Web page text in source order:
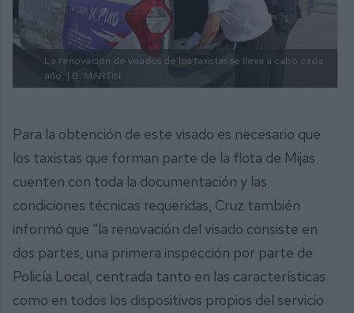
La renovación de visados de los taxistas se lleva a cabo cada
año. | B. MARTÍN
Para la obtención de este visado es necesario que
los taxistas que forman parte de la flota de Mijas
cuenten con toda la documentación y las
condiciones técnicas requeridas, Cruz también
informó que “la renovación del visado consiste en
dos partes, una primera inspección por parte de
Policía Local, centrada tanto en las características
como en todos los dispositivos propios del servicio